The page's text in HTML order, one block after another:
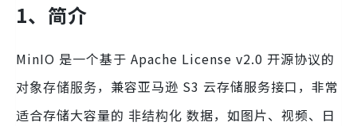
1、简介
MinIO 是一个基于 Apache License v2.0 开源协议的
对象存储服务，兼容亚马逊 S3 云存储服务接口，非常
适合存储大容量的 非结构化 数据，如图片、视频、日